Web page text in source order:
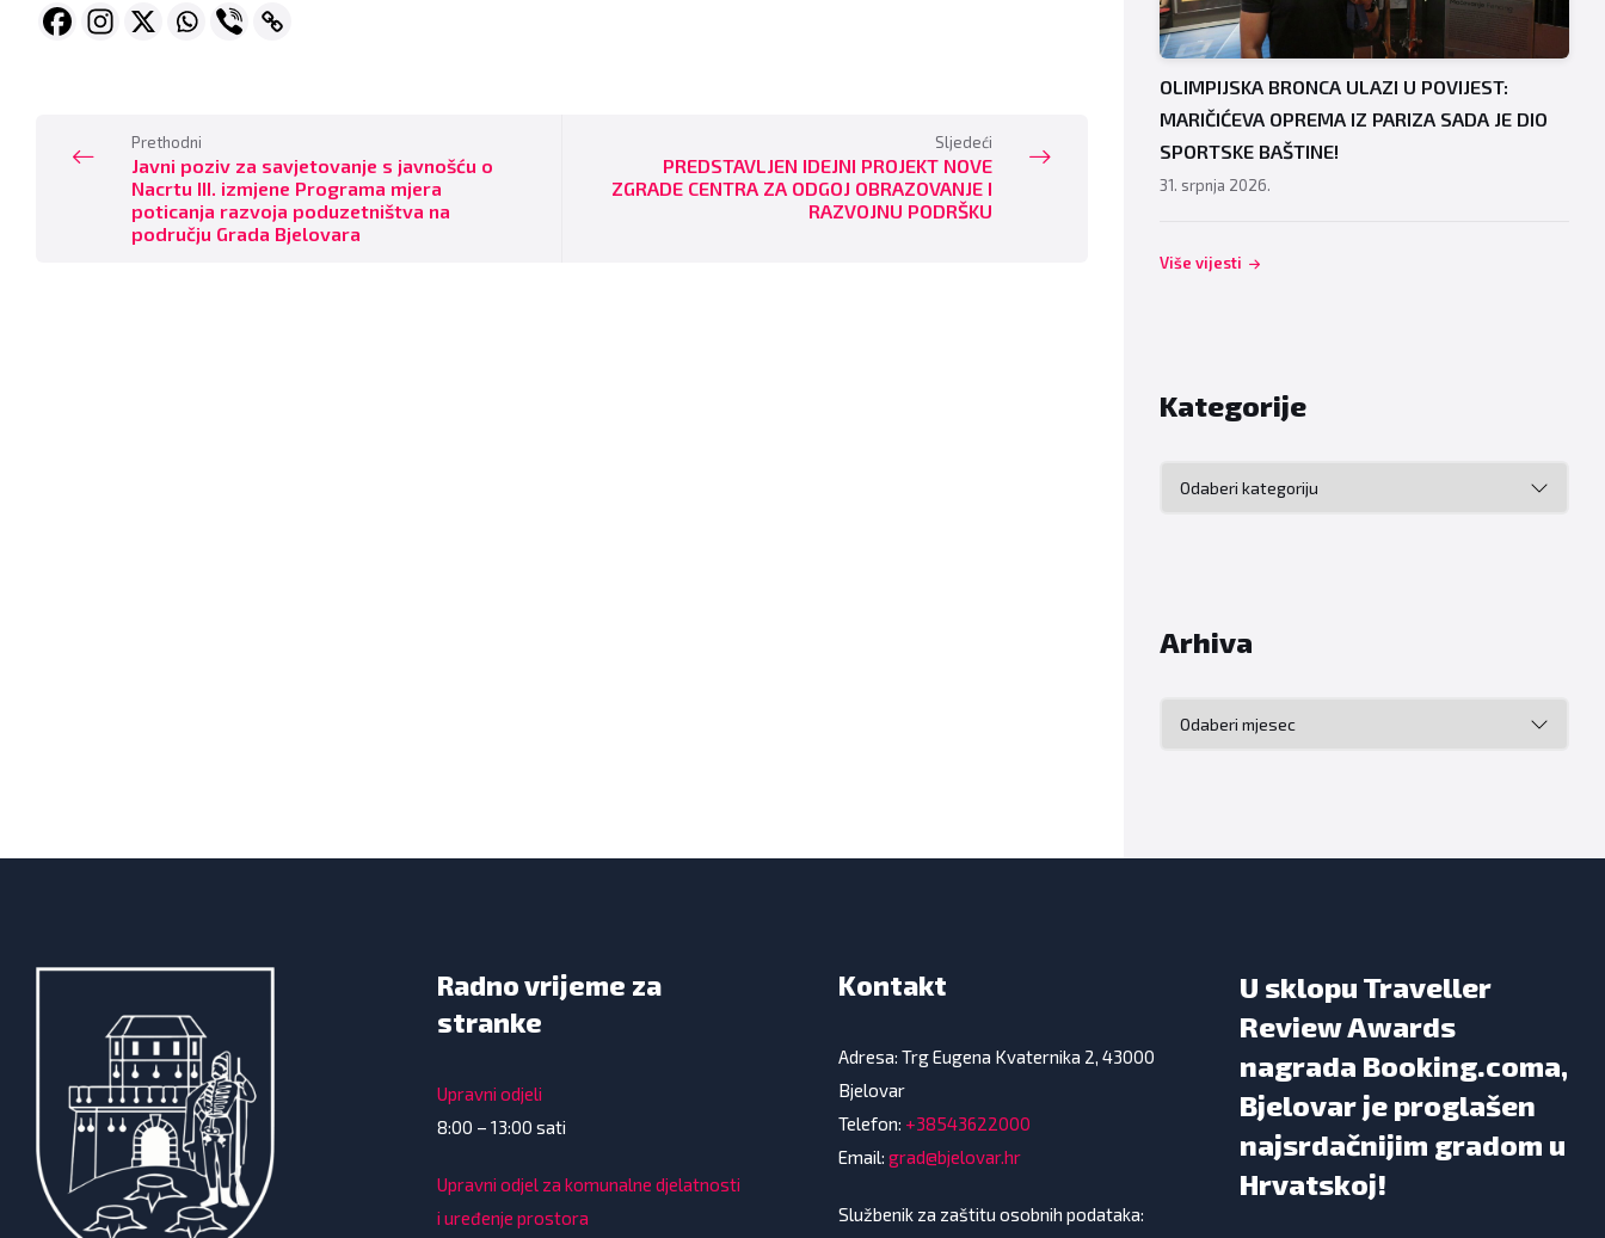
Prethodni
Javni poziv za savjetovanje s javnošću o
Nacrtu III. izmjene Programa mjera
poticanja razvoja poduzetništva na
području Grada Bjelovara
Sljedeći
PREDSTAVLJEN IDEJNI PROJEKT NOVE
ZGRADE CENTRA ZA ODGOJ OBRAZOVANJE I
RAZVOJNU PODRŠKU
OLIMPIJSKA BRONCA ULAZI U POVIJEST:
MARIČIĆEVA OPREMA IZ PARIZA SADA JE DIO
SPORTSKE BAŠTINE!
31. srpnja 2026.
Više vijesti
Kategorije
Arhiva
Radno vrijeme za
stranke
Upravni odjeli
8:00 – 13:00 sati
Upravni odjel za komunalne djelatnosti
i uređenje prostora
Kontakt
Adresa: Trg Eugena Kvaternika 2, 43000
Bjelovar
Telefon: +38543622000
Email: grad@bjelovar.hr
Službenik za zaštitu osobnih podataka:
U sklopu Traveller
Review Awards
nagrada Booking.coma,
Bjelovar je proglašen
najsrdačnijim gradom u
Hrvatskoj!